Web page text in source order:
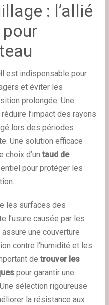
: l’allié
est indispensable pour
et éviter les
prolongée. Une
l’impact des rayons
lors des périodes
Une solution efficace
choix d’untaud de
pour protéger les
les surfaces des
l’usure causée par les
une couverture
contre l’humidité et les
detrouver les
pour garantir une
sélection rigoureuse
la résistance aux